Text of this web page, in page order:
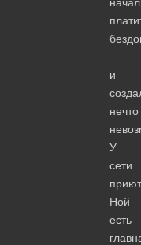
–
и
нечто
У
сети
Ной
есть